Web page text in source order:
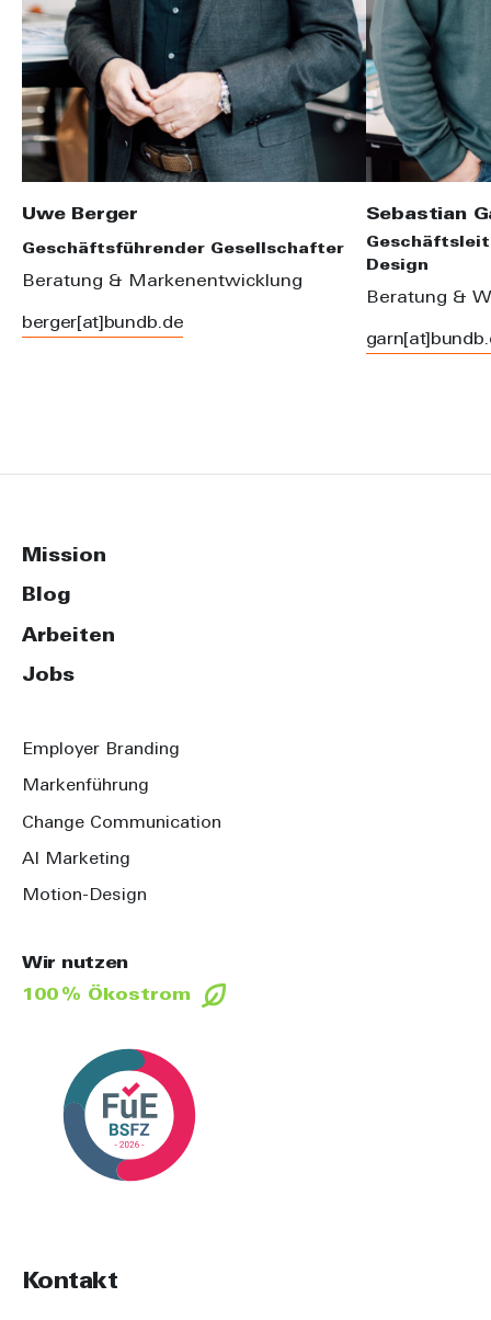
Uwe Berger
Geschäftsführender Gesellschafter
Beratung & Markenentwicklung
berger[at]bundb.de
Sebastian
Design
Beratung &
Mission
Blog
Arbeiten
Jobs
Kontakt
Wir nutzen
100 % Ökostrom
Employer Branding
Markenführung
Change Communication
AI Marketing
Motion-Design